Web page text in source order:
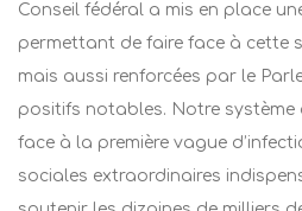
Conseil fédéral a mis en place
permettant de faire face à cette
mais aussi renforcées par le
positifs notables. Notre système
face à la première vague
sociales extraordinaires